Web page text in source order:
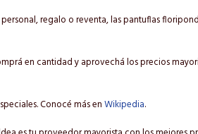
regalo o reventa, las pantuflas
en cantidad y aprovechá los precios
Conocé más enWikipedia.